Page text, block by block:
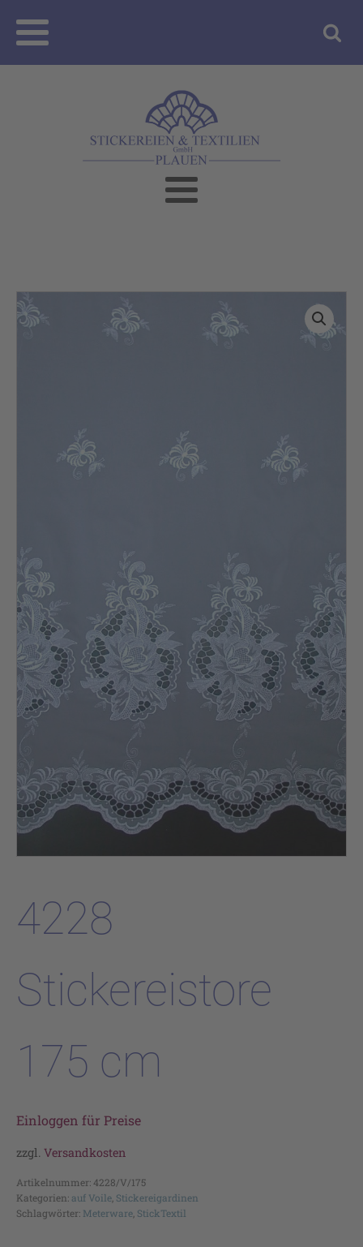
4228
Stickereistore
175 cm
Einloggen für Preise
zzgl. Versandkosten
Artikelnummer:4228/V/175
Kategorien: auf Voile Stickereigardinen
Schlagwörter: Meterware StickTextil